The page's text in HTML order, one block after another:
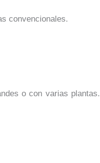
convencionales.
o con varias plantas.